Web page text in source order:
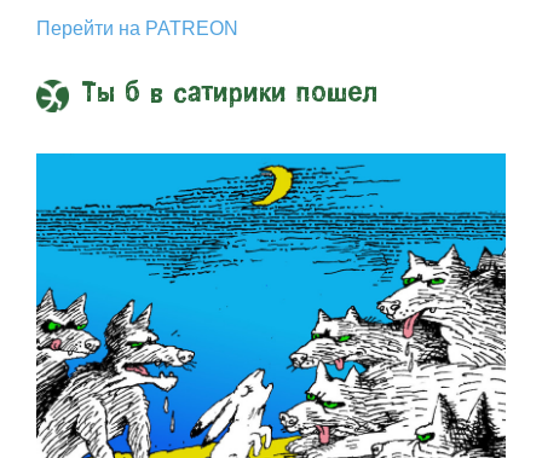
Перейти на PATREON
Ты б в сатирики пошел